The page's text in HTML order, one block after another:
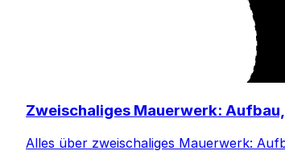
Zweischaliges Mauerwerk:
Alles über zweischaliges Mauerwerk: